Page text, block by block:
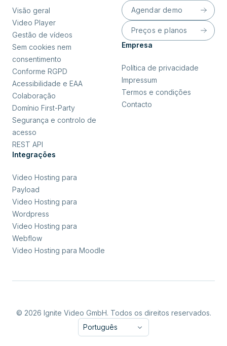
Visão geral
Video Player
Gestão de vídeos
Sem cookies nem
consentimento
Conforme RGPD
Acessibilidade e EAA
Colaboração
Domínio First-Party
Segurança e controlo de
acesso
REST API
Integrações
Video Hosting para
Payload
Video Hosting para
Wordpress
Video Hosting para
Webflow
Video Hosting para Moodle
Agendar demo
Preços e planos
Empresa
Política de privacidade
Impressum
Termos e condições
Contacto
© 2026 Ignite Video GmbH. Todos os direitos reservados.
Português